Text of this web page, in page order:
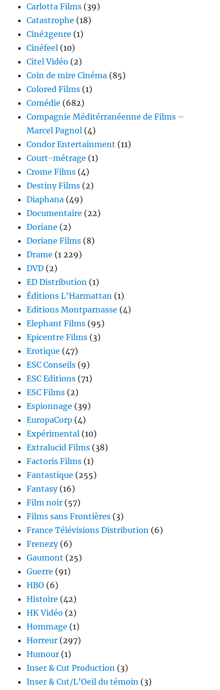
Carlotta Films (39)
Catastrophe (18)
Ciné2genre (1)
Cinéfeel (10)
Citel Vidéo (2)
Coin de mire Cinéma (85)
Colored Films (1)
Comédie (682)
Compagnie Méditérranéenne de Films –
Marcel Pagnol (4)
Condor Entertainment (11)
Court-métrage (1)
Crome Films (4)
Destiny Films (2)
Diaphana (49)
Documentaire (22)
Doriane (2)
Doriane Films (8)
Drame (1 229)
DVD (2)
ED Distribution (1)
Éditions L'Harmattan (1)
Editions Montparnasse (4)
Elephant Films (95)
Epicentre Films (3)
Erotique (47)
ESC Conseils (9)
ESC Editions (71)
ESC Films (2)
Espionnage (39)
EuropaCorp (4)
Expérimental (10)
Extralucid Films (38)
Factoris Films (1)
Fantastique (255)
Fantasy(16)
Film noir (57)
Films sans Frontières (3)
France Télévisions Distribution (6)
Frenezy(6)
Gaumont (25)
Guerre (91)
HBO (6)
Histoire (42)
HK Vidéo (2)
Hommage (1)
Horreur (297)
Humour (1)
Inser & Cut Production (3)
Inser & Cut/L’Oeil du témoin (3)